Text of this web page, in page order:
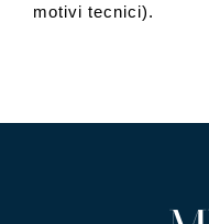
motivi tecnici).